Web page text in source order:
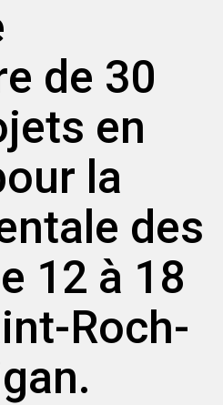
de 30
en
la
des
12 à 18
Roch-